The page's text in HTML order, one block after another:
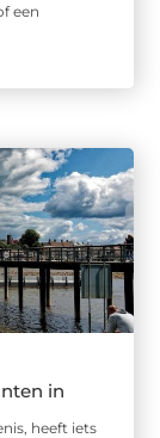
een
in
heeft iets